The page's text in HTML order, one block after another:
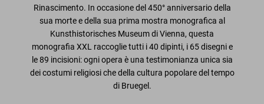
Rinascimento. In occasione del 450° anniversario della
sua morte e della sua prima mostra monografica al
Kunsthistorisches Museum di Vienna, questa
monografia XXL raccoglie tutti i 40 dipinti, i 65 disegni e
le 89 incisioni: ogni opera è una testimonianza unica sia
dei costumi religiosi che della cultura popolare del tempo
di Bruegel.